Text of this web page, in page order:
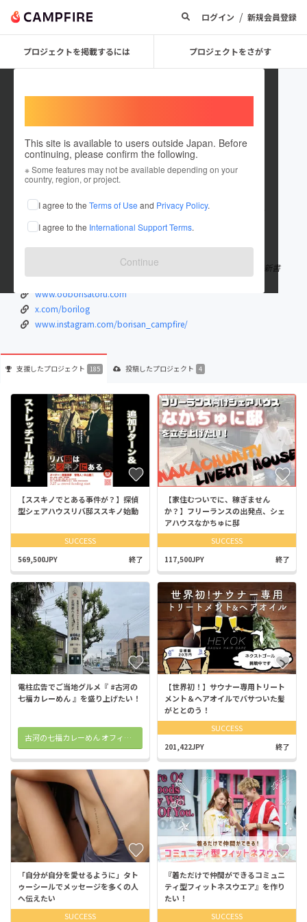
ログイン / 新規会員登録
プロジェクトを掲載するには プロジェクトをさがす
This site is available to users outside Japan. Before
continuing, please confirm the following.
※ Some features may not be available depending on your
country, region, or project.
I agree to the Terms of Use and Privacy Policy.
I agree to the International Support Terms.
Continue
BORI
これまでに185回支援して4件のプロジェクトを投稿しています
在住国：日本 現在地：神奈川県
出身国：日本 出身地：石川県
株式会社リバ邸取締役 CAMPFIREパートナー 著書:CAMPFIRE解体新書
www.ooborisatoru.com
x.com/borilog
www.instagram.com/borisan_campfire/
支援したプロジェクト 185 投稿したプロジェクト 4
【ススキノでとある事件が？】探偵
型シェアハウスリバ邸ススキノ始動
SUCCESS
569,500JPY 終了
【家住むついでに、稼ぎません
か？】フリーランスの出発点、シェ
アハウスなかちゅに邸
SUCCESS
117,500JPY 終了
電柱広告でご当地グルメ『 #古河の
七福カレーめん 』を盛り上げたい！
古河の七福カレーめん オフィシャルサイト
【世界初！】サウナー専用トリート
メント＆ヘアオイルでバサついた髪
がととのう！
SUCCESS
201,422JPY 終了
「自分が自分を愛せるように」タト
ゥーシールでメッセージを多くの人
へ伝えたい
SUCCESS
『着ただけで仲間ができるコミュニ
ティ型フィットネスウエア』を作り
たい！
SUCCESS